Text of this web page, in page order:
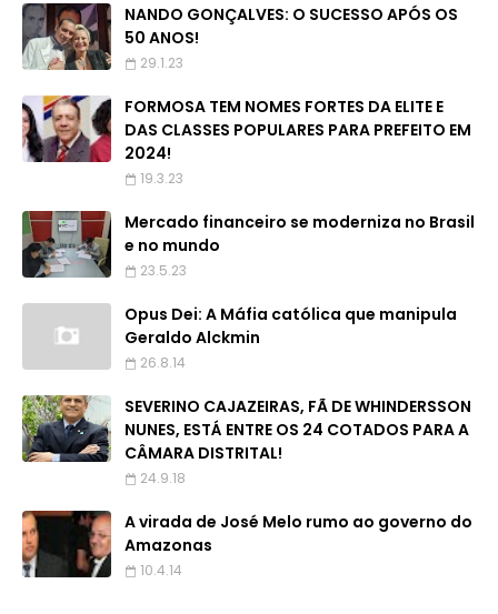
NANDO GONÇALVES: O SUCESSO APÓS OS
50 ANOS!
29.1.23
FORMOSA TEM NOMES FORTES DA ELITE E
DAS CLASSES POPULARES PARA PREFEITO EM
2024!
19.3.23
Mercado financeiro se moderniza no Brasil
e no mundo
23.5.23
Opus Dei: A Máfia católica que manipula
Geraldo Alckmin
26.8.14
SEVERINO CAJAZEIRAS, FÃ DE WHINDERSSON
NUNES, ESTÁ ENTRE OS 24 COTADOS PARA A
CÂMARA DISTRITAL!
24.9.18
A virada de José Melo rumo ao governo do
Amazonas
10.4.14